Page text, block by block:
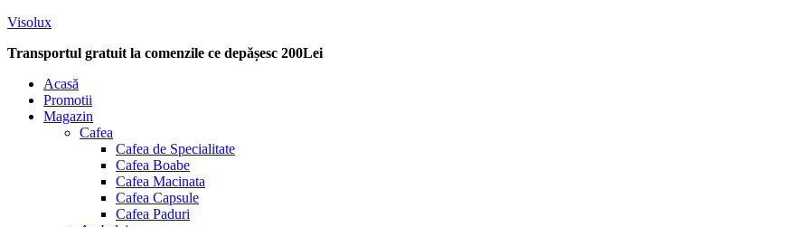
Visolux
Transportul gratuit la comenzile ce depășesc 200Lei
Menu
Acasă
Promotii
Magazin
Cafea
Cafea de Specialitate
Cafea Boabe
Cafea Macinata
Cafea Capsule
Cafea Paduri